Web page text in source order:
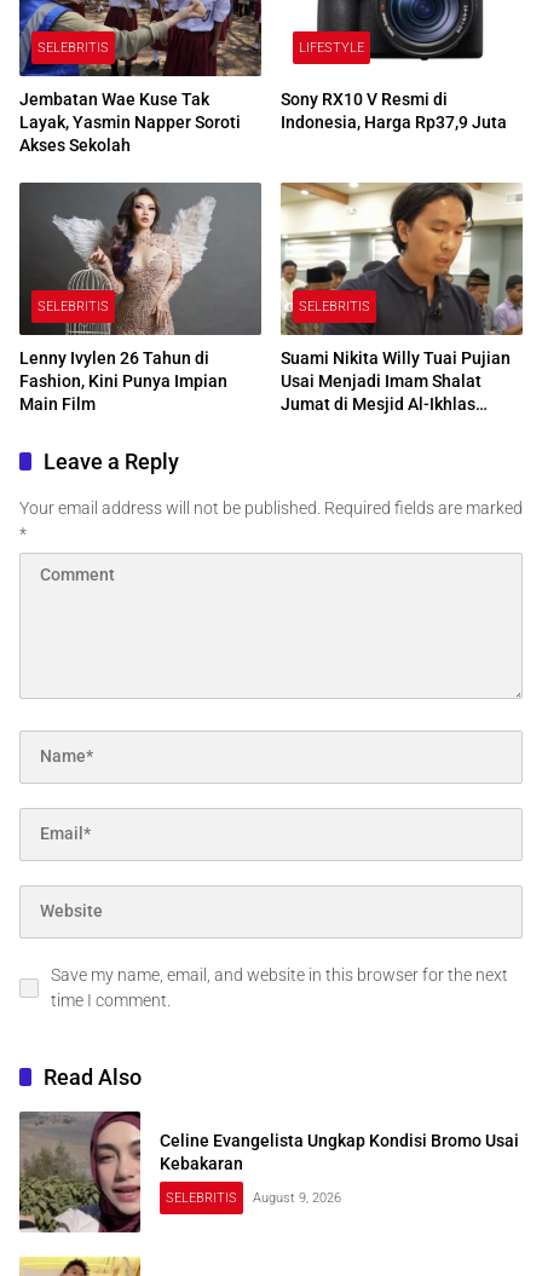
SELEBRITIS
Jembatan Wae Kuse Tak
Layak, Yasmin Napper Soroti
Akses Sekolah
LIFESTYLE
Sony RX10 V Resmi di
Indonesia, Harga Rp37,9 Juta
SELEBRITIS
Lenny Ivylen 26 Tahun di
Fashion, Kini Punya Impian
Main Film
SELEBRITIS
Suami Nikita Willy Tuai Pujian
Usai Menjadi Imam Shalat
Jumat di Mesjid Al-Ikhlas
Leave a Reply
Your email address will not be published. Required fields are marked
*
Save my name, email, and website in this browser for the next
time I comment.
Read Also
Celine Evangelista Ungkap Kondisi Bromo Usai
Kebakaran
SELEBRITIS August 9, 2026